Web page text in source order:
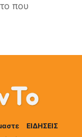
που
ΕΙΔΗΣΕΙΣ